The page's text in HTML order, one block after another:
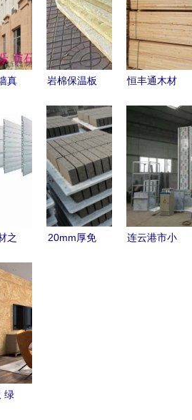
真
解
建
与
岩棉保温板
的 全面解
析建筑材料
选择
恒丰通木材
方图片展示
| 高清图与
细节解析
之
20mm厚免
连云港市小
绿